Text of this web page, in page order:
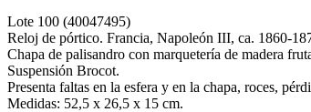
Lote 100 (40047495)
Reloj de pórtico. Francia, Napoleón III, ca. 1860-
Chapa de palisandro con marquetería de madera
Suspensión Brocot.
Presenta faltas en la esfera y en la chapa, roces,
Medidas: 52,5 x 26,5 x 15 cm.